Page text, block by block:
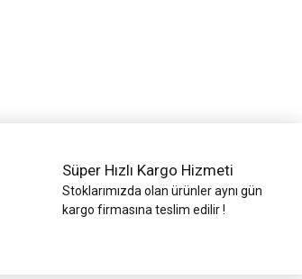
Süper Hızlı Kargo Hizmeti
Stoklarımızda olan ürünler aynı gün
kargo firmasına teslim edilir !